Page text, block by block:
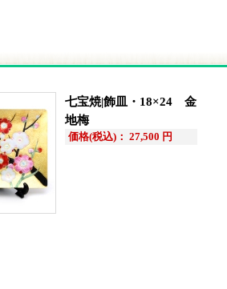
七宝焼|飾皿・18×24 金
地梅
価格(税込)： 27,500 円